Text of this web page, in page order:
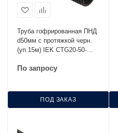
Труба гофрированная ПНД
d50мм с протяжкой черн.
(уп.15м) IEK CTG20-50-
По запросу
ПОД ЗАКАЗ